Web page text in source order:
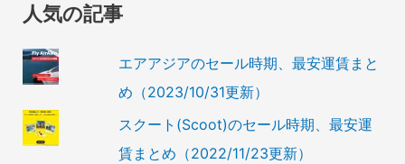
人気の記事
エアアジアのセール時期、最安運賃まと
め（2023/10/31更新）
スクート(Scoot)のセール時期、最安運
賃まとめ（2022/11/23更新）